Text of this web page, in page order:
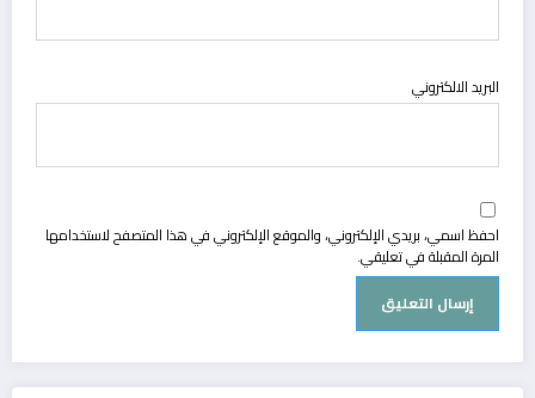
البريد الالكتروني
احفظ اسمي، بريدي الإلكتروني، والموقع الإلكتروني في هذا المتصفح لاستخدامها
المرة المقبلة في تعليقي.